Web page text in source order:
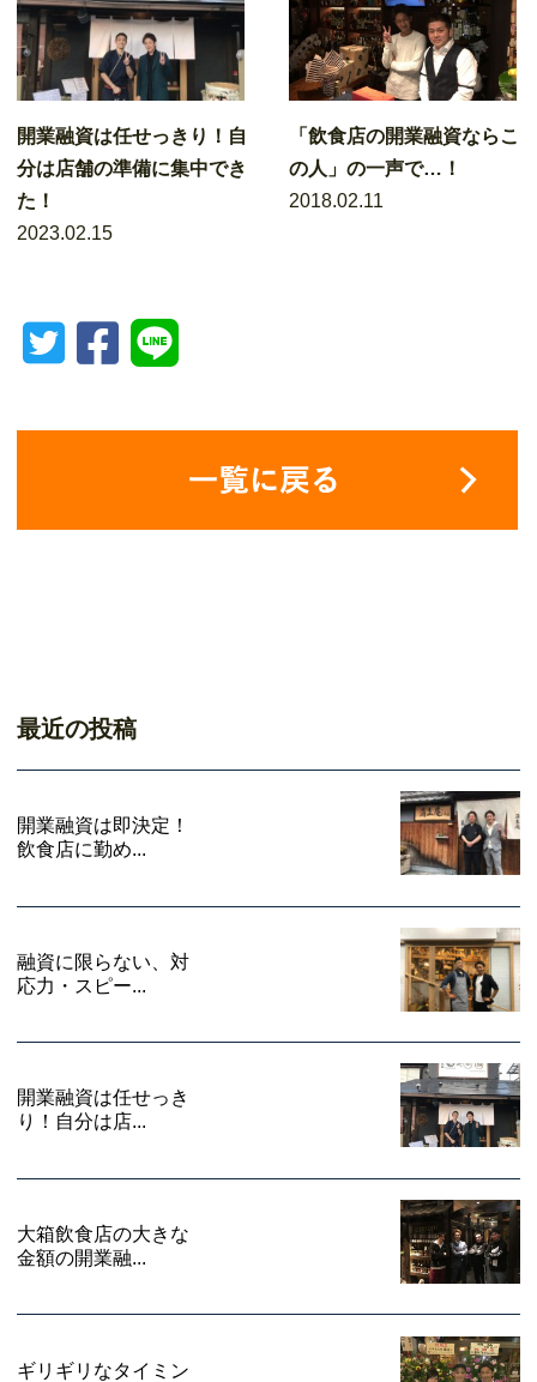
開業融資は任せっきり！自
分は店舗の準備に集中でき
た！
2023.02.15
「飲食店の開業融資ならこ
の人」の一声で…！
2018.02.11
最近の投稿
開業融資は即決定！
飲食店に勤め...
融資に限らない、対
応力・スピー...
開業融資は任せっき
り！自分は店...
大箱飲食店の大きな
金額の開業融...
ギリギリなタイミン